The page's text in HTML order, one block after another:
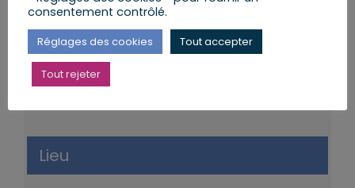
Lieu
consentement contrôlé.
Réglages des cookies Tout accepter
Tout rejeter